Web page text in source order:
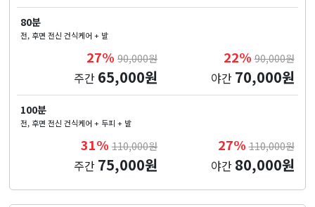
80분
전, 후면 전신 건식케어 + 발
27% 90,000원
주간 65,000원
22% 90,000원
야간 70,000원
100분
전, 후면 전신 건식케어 + 두피 + 발
31% 110,000원
주간 75,000원
27% 110,000원
야간 80,000원